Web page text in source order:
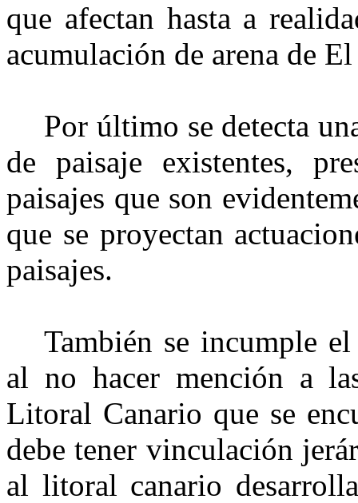
que afectan hasta a
acumulación de arena de
Por último se detecta
de paisaje existentes,
paisajes que son
que se proyectan
paisajes.
También se incumple
al no hacer mención a
Litoral Canario que se
debe tener vinculación
al litoral canario